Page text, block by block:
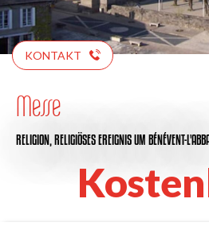
KONTAKT
Messe
RELIGION, RELIGIÖSES EREIGNISUM BÉNÉVENT-